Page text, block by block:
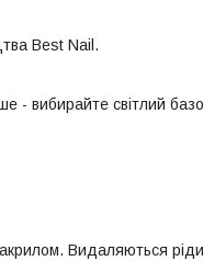
Best Nail.
- вибирайте світлий
Видаляються